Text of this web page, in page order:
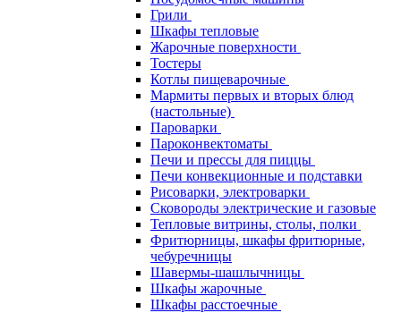
Грили
Шкафы тепловые
Жарочные поверхности
Тостеры
Котлы пищеварочные
Мармиты первых и вторых блюд
(настольные)
Пароварки
Пароконвектоматы
Печи и прессы для пиццы
Печи конвекционные и подставки
Рисоварки, электроварки
Сковороды электрические и газовые
Тепловые витрины, столы, полки
Фритюрницы, шкафы фритюрные,
чебуречницы
Шавермы-шашлычницы
Шкафы жарочные
Шкафы расстоечные